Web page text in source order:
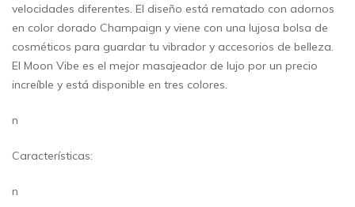
velocidades diferentes. El diseño está rematado con adornos
en color dorado Champaign y viene con una lujosa bolsa de
cosméticos para guardar tu vibrador y accesorios de belleza.
El Moon Vibe es el mejor masajeador de lujo por un precio
increíble y está disponible en tres colores.
n
Características:
n